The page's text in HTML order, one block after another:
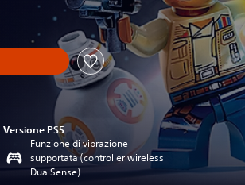
Versione PS5
Funzione di vibrazione
supportata (controller wireless
DualSense)